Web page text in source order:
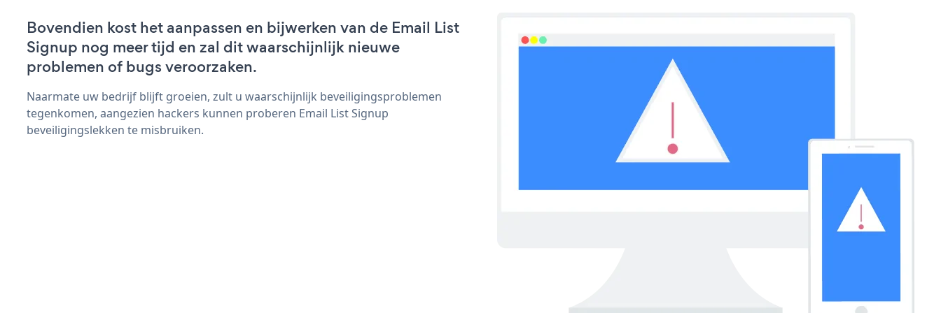
Bovendien kost het aanpassen en bijwerken van de Email List
Signup nog meer tijd en zal dit waarschijnlijk nieuwe
problemen of bugs veroorzaken.
Naarmate uw bedrijf blijft groeien, zult u waarschijnlijk beveiligingsproblemen
tegenkomen, aangezien hackers kunnen proberen Email List Signup
beveiligingslekken te misbruiken.